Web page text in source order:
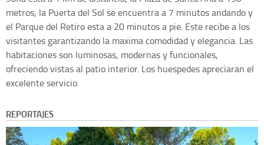
metros, la Puerta del Sol se encuentra a 7 minutos andando y
el Parque del Retiro esta a 20 minutos a pie. Este recibe a los
visitantes garantizando la maxima comodidad y elegancia. Las
habitaciones son luminosas, modernas y funcionales,
ofreciendo vistas al patio interior. Los huespedes apreciaran el
excelente servicio.
REPORTAJES